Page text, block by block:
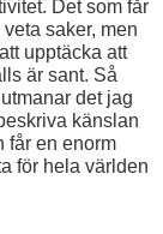
Det som får
saker, men
upptäcka att
är sant. Så
det jag
känslan
får en enorm
för hela världen